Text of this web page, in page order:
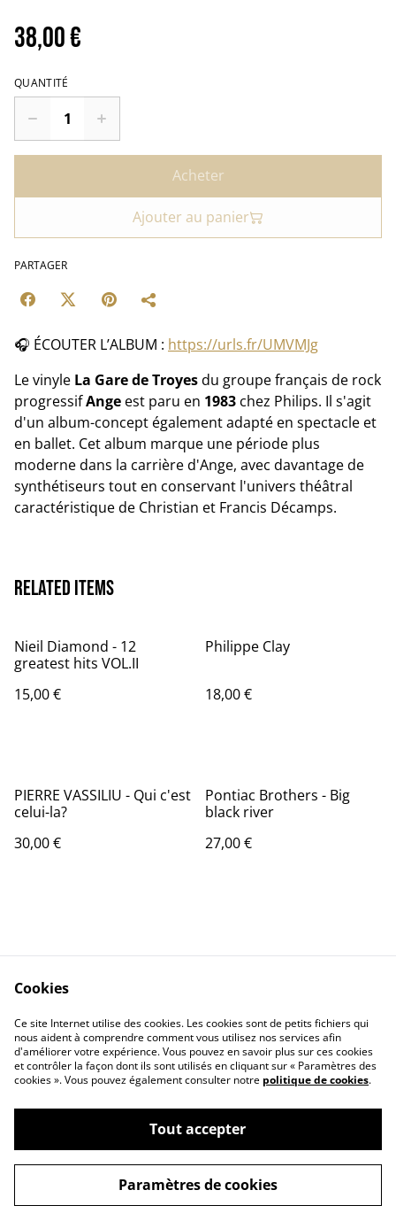
38,00 €
QUANTITÉ
Acheter
Ajouter au panier
PARTAGER
🎧 ÉCOUTER L’ALBUM : https://urls.fr/UMVMJg
Le vinyle La Gare de Troyesdu groupe français de rock
progressifAnge est paru en 1983 chez Philips. Il s'agit
d'un album-concept également adapté en spectacle et
en ballet. Cet album marque une période plus
moderne dans la carrière d'Ange, avec davantage de
synthétiseurs tout en conservant l'univers théâtral
caractéristique de Christian et Francis Décamps.
Related items
Nieil Diamond - 12
greatest hits VOL.II
15,00 €
Philippe Clay
18,00 €
PIERRE VASSILIU - Qui c'est
celui-la?
30,00 €
Pontiac Brothers - Big
black river
27,00 €
Politique de
confidentialité
Politique de cookies
Calendrier:
Brocantes,Bourse...
©2026VINYLSHOP85
powered by
Cookies
Ce site Internet utilise des cookies. Les cookies sont de petits fichiers qui
nous aident à comprendre comment vous utilisez nos services afin
d'améliorer votre expérience. Vous pouvez en savoir plus sur ces cookies
et contrôler la façon dont ils sont utilisés en cliquant sur « Paramètres des
cookies ». Vous pouvez également consulter notre politique de cookies.
Tout accepter
Paramètres de cookies